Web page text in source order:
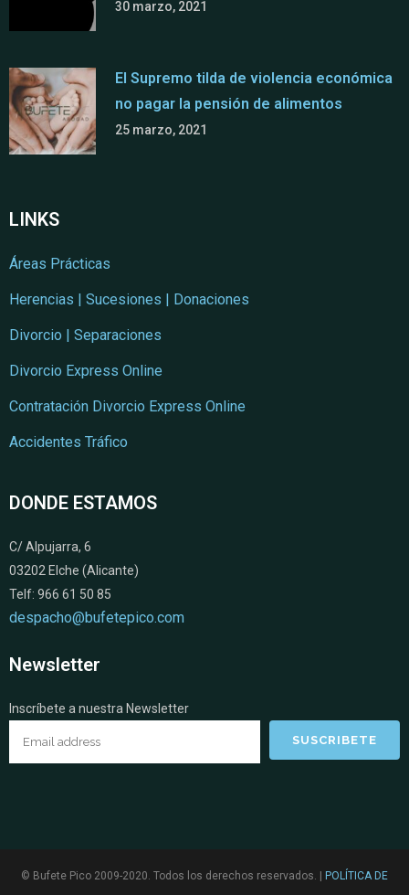
30 marzo, 2021
El Supremo tilda de violencia económica
no pagar la pensión de alimentos
25 marzo, 2021
LINKS
Áreas Prácticas
Herencias | Sucesiones | Donaciones
Divorcio | Separaciones
Divorcio Express Online
Contratación Divorcio Express Online
Accidentes Tráfico
DONDE ESTAMOS
C/ Alpujarra, 6
03202 Elche (Alicante)
Telf: 966 61 50 85
despacho@bufetepico.com
Newsletter
Inscríbete a nuestra Newsletter
© Bufete Pico 2009-2020. Todos los derechos reservados. | POLÍTICA DE